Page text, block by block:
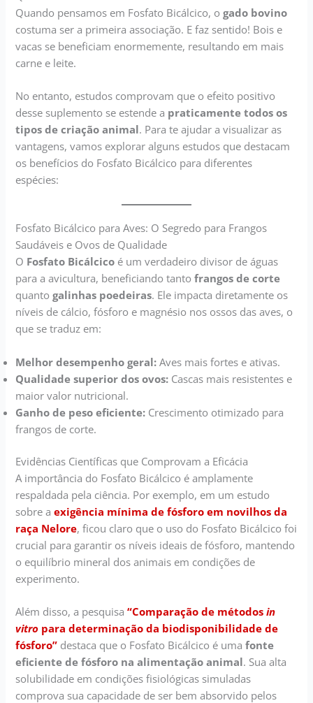
Quando pensamos em Fosfato Bicálcico, ogado bovino
costuma ser a primeira associação. E faz sentido! Bois e
vacas se beneficiam enormemente, resultando em mais
carne e leite.
No entanto, estudos comprovam que o efeito positivo
desse suplemento se estende a praticamente todos os
tipos de criação animal. Para te ajudar a visualizar as
vantagens, vamos explorar alguns estudos que destacam
os benefícios do Fosfato Bicálcico para diferentes
espécies:
Fosfato Bicálcico para Aves: O Segredo para Frangos
Saudáveis e Ovos de Qualidade
O Fosfato Bicálcico é um verdadeiro divisor de águas
para a avicultura, beneficiando tantofrangos de corte
quantogalinhas poedeiras. Ele impacta diretamente os
níveis de cálcio, fósforo e magnésio nos ossos das aves, o
que se traduz em:
Melhor desempenho geral: Aves mais fortes e ativas.
Qualidade superior dos ovos: Cascas mais resistentes e
maior valor nutricional.
Ganho de peso eficiente: Crescimento otimizado para
frangos de corte.
Evidências Científicas que Comprovam a Eficácia
A importância do Fosfato Bicálcico é amplamente
respaldada pela ciência. Por exemplo, em um estudo
sobre aexigência mínima de fósforo em novilhos da
raça Nelore, ficou claro que o uso do Fosfato Bicálcico foi
crucial para garantir os níveis ideais de fósforo, mantendo
o equilíbrio mineral dos animais em condições de
experimento.
Além disso, a pesquisa“Comparação de métodosin
vitro para determinação da biodisponibilidade de
fósforo” destaca que o Fosfato Bicálcico é umafonte
eficiente de fósforo na alimentação animal. Sua alta
solubilidade em condições fisiológicas simuladas
comprova sua capacidade de ser bem absorvido pelos